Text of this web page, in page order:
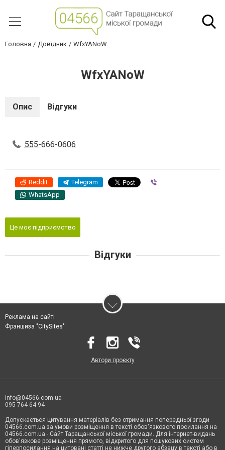
Головна Довідник WfxYANoW
WfxYANoW
Опис Відгуки
555-666-0606
Reddit Telegram
WhatsApp
Це моє підприємство
Відгуки
Реклама на сайті
Франшиза "CitySites"
Автори проєкту
info@04566.com.ua
095 764 64 94
Допускається цитування матеріалів без отримання попередньої згоди
04566.com.ua за умови розміщення в тексті обов'язкового посилання на
04566.com.ua - Cайт Таращанської міської громади. Для інтернет-видань
обов'язкове розміщення прямого, відкритого для пошукових систем
гіперпосилання на цитовані статті не нижче другого абзацу в тексті або в